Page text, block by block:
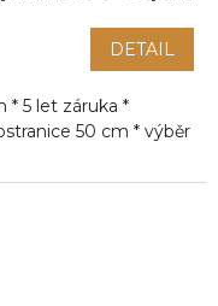
DETAIL
* 5 let záruka *
50 cm * výběr